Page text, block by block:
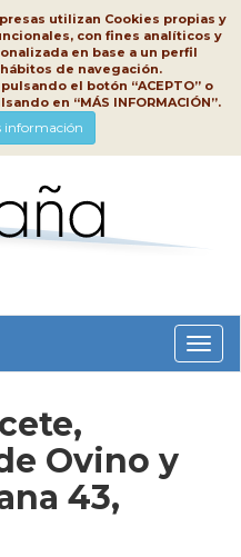
utilizan Cookies propias y
con fines analíticos y
en base a un perfil
de navegación.
el botón “ACEPTO” o
en “MÁS INFORMACIÓN”.
información
Ovino y
43,